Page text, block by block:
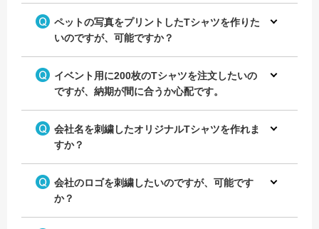
ペットの写真をプリントしたTシャツを作りた
いのですが、可能ですか？
イベント用に200枚のTシャツを注文したいの
ですが、納期が間に合うか心配です。
会社名を刺繍したオリジナルTシャツを作れま
すか？
会社のロゴを刺繍したいのですが、可能です
か？